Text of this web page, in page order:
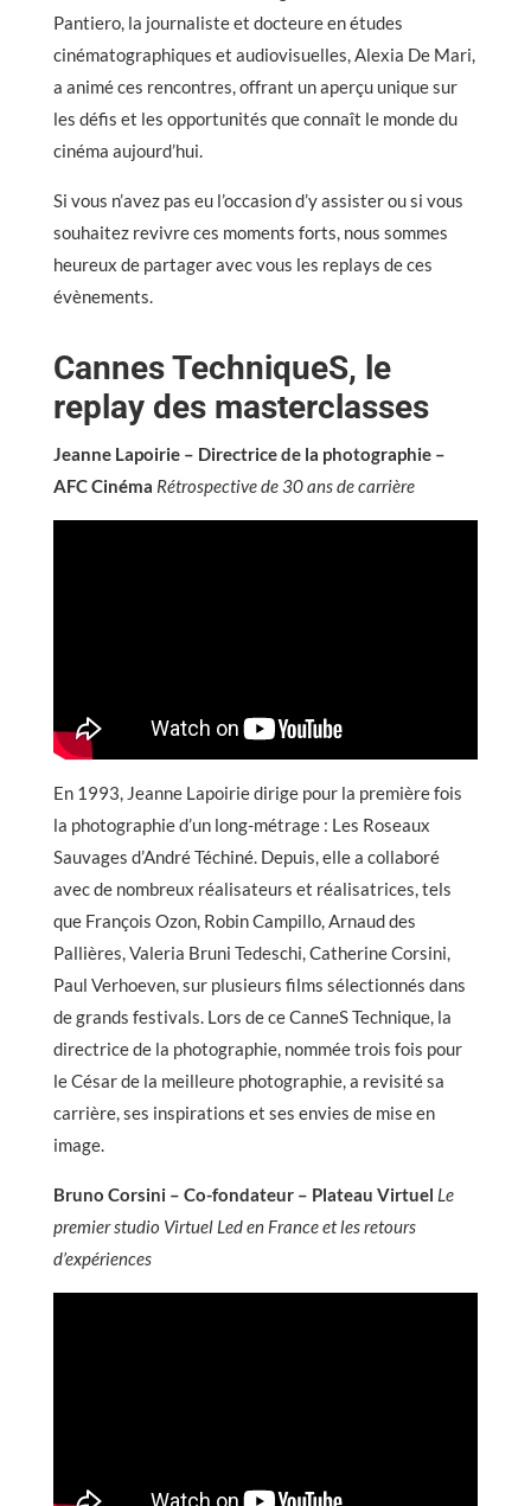
Pantiero, la journaliste et docteure en études
cinématographiques et audiovisuelles, Alexia De Mari,
a animé ces rencontres, offrant un aperçu unique sur
les défis et les opportunités que connaît le monde du
cinéma aujourd’hui.
Si vous n’avez pas eu l’occasion d’y assister ou si vous
souhaitez revivre ces moments forts, nous sommes
heureux de partager avec vous les replays de ces
évènements.
Cannes TechniqueS, le
replay des masterclasses
Jeanne Lapoirie – Directrice de la photographie –
AFC Cinéma Rétrospective de 30 ans de carrière
En 1993, Jeanne Lapoirie dirige pour la première fois
la photographie d’un long-métrage : Les Roseaux
Sauvages d’André Téchiné. Depuis, elle a collaboré
avec de nombreux réalisateurs et réalisatrices, tels
que François Ozon, Robin Campillo, Arnaud des
Pallières, Valeria Bruni Tedeschi, Catherine Corsini,
Paul Verhoeven, sur plusieurs films sélectionnés dans
de grands festivals. Lors de ce CanneS Technique, la
directrice de la photographie, nommée trois fois pour
le César de la meilleure photographie, a revisité sa
carrière, ses inspirations et ses envies de mise en
image.
Bruno Corsini – Co-fondateur – Plateau Virtuel Le
premier studio Virtuel Led en France et les retours
d’expériences